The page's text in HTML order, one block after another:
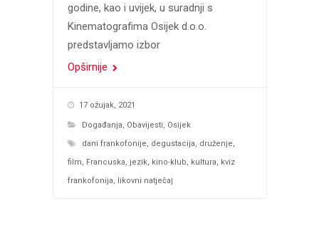
godine, kao i uvijek, u suradnji s
Kinematografima Osijek d.o.o.
predstavljamo izbor
Opširnije
17 ožujak, 2021
Događanja Obavijesti
Osijek
dani frankofonije
degustacija druženje
film
Francuska jezik, kino-klub kultura
kviz
frankofonija
likovni natječaj